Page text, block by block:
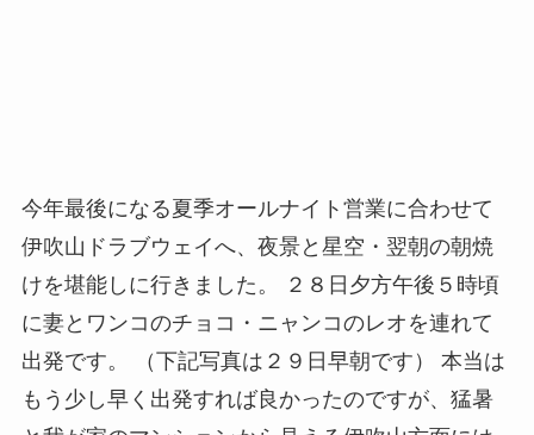
今年最後になる夏季オールナイト営業に合わせて
伊吹山ドラブウェイへ、夜景と星空・翌朝の朝焼
けを堪能しに行きました。 ２８日夕方午後５時頃
に妻とワンコのチョコ・ニャンコのレオを連れて
出発です。 （下記写真は２９日早朝です） 本当は
もう少し早く出発すれば良かったのですが、猛暑